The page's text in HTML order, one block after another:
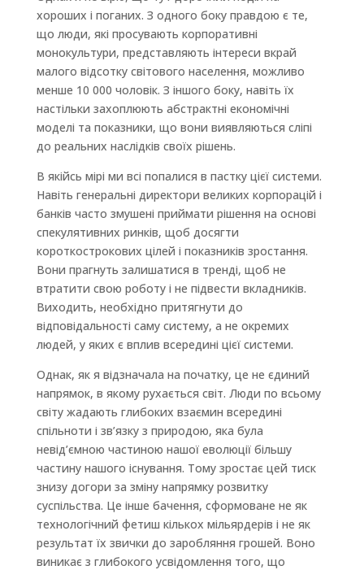
хороших і поганих. З одного боку правдою є те,
що люди, які просувають корпоративні
монокультури, представляють інтереси вкрай
малого відсотку світового населення, можливо
менше 10 000 чоловік. З іншого боку, навіть їх
настільки захоплюють абстрактні економічні
моделі та показники, що вони виявляються сліпі
до реальних наслідків своїх рішень.
В якійсь мірі ми всі попалися в пастку цієї системи.
Навіть генеральні директори великих корпорацій і
банків часто змушені приймати рішення на основі
спекулятивних ринків, щоб досягти
короткострокових цілей і показників зростання.
Вони прагнуть залишатися в тренді, щоб не
втратити свою роботу і не підвести вкладників.
Виходить, необхідно притягнути до
відповідальності саму систему, а не окремих
людей, у яких є вплив всередині цієї системи.
Однак, як я відзначала на початку, це не єдиний
напрямок, в якому рухається світ. Люди по всьому
світу жадають глибоких взаємин всередині
спільноти і зв’язку з природою, яка була
невід’ємною частиною нашої еволюції більшу
частину нашого існування. Тому зростає цей тиск
знизу догори за зміну напрямку розвитку
суспільства. Це інше бачення, сформоване не як
технологічний фетиш кількох мільярдерів і не як
результат їх звички до заробляння грошей. Воно
виникає з глибокого усвідомлення того, що